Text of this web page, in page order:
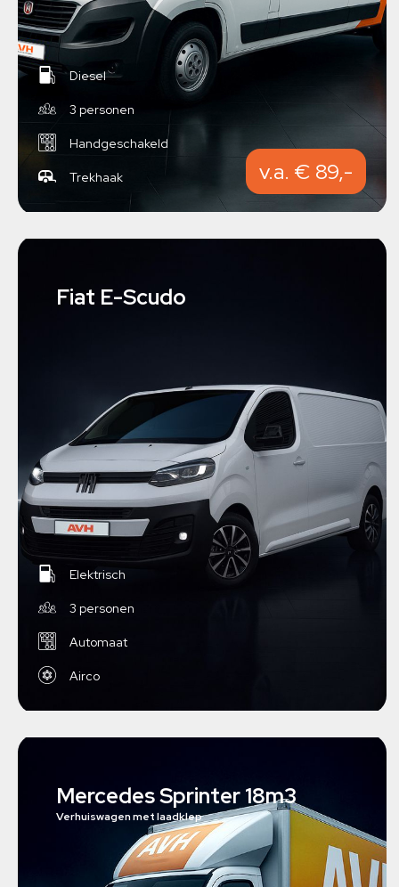
Diesel
3 personen
Handgeschakeld
Trekhaak v.a. € 89,-
Fiat E-Scudo
Elektrisch
3 personen
Automaat
Airco
Mercedes Sprinter 18m3
Verhuiswagen met laadklep